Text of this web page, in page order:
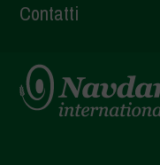
Contatti